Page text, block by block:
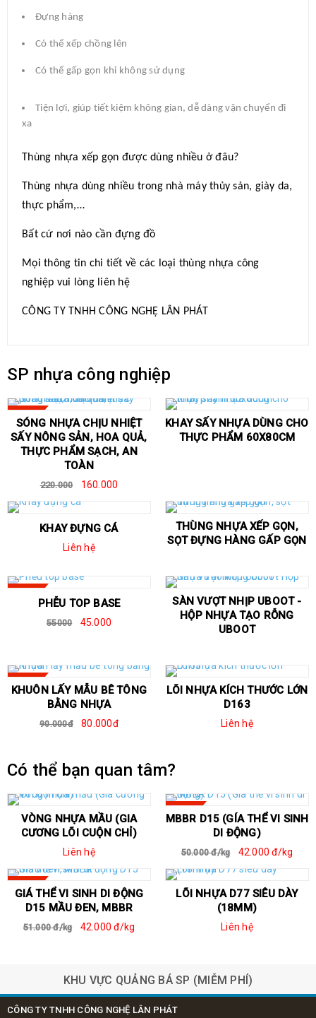
Đựng hàng
Có thể xếp chồng lên
Có thể gấp gọn khi không sử dụng
Tiện lợi, giúp tiết kiệm không gian, dễ dàng vận chuyển đi
xa
Thùng nhựa xếp gọn được dùng nhiều ở đâu?
Thùng nhựa dùng nhiều trong nhà máy thủy sản, giày da,
thực phẩm,…
Bất cứ nơi nào cần đựng đồ
Mọi thông tin chi tiết về các loại thùng nhựa công
nghiệp vui lòng liên hệ
CÔNG TY TNHH CÔNG NGHỆ LÂN PHÁT
SP nhựa công nghiệp
SALE
SÓNG NHỰA CHỊU NHIỆT
SẤY NÔNG SẢN, HOA QUẢ,
THỰC PHẨM SẠCH, AN
TOÀN
220.000 160.000
KHAY SẤY NHỰA DÙNG CHO
THỰC PHẨM 60X80CM
KHAY ĐỰNG CÁ
Liên hệ
THÙNG NHỰA XẾP GỌN,
SỌT ĐỰNG HÀNG GẤP GỌN
PHỄU TOP BASE
55000 45.000
SÀN VƯỢT NHỊP UBOOT -
HỘP NHỰA TẠO RỖNG
UBOOT
SALE
KHUÔN LẤY MẪU BÊ TÔNG
BẰNG NHỰA
90.000đ 80.000đ
LÕI NHỰA KÍCH THƯỚC LỚN
D163
Liên hệ
Có thể bạn quan tâm?
VÒNG NHỰA MẦU (GIA
CƯƠNG LÕI CUỘN CHỈ)
Liên hệ
MBBR D15 (GÍA THỂ VI SINH
DI ĐỘNG)
50.000 đ/kg 42.000 đ/kg
SALE
GIÁ THỂ VI SINH DI ĐỘNG
D15 MẦU ĐEN, MBBR
51.000 đ/kg 42.000 đ/kg
LÕI NHỰA D77 SIÊU DÀY
(18MM)
Liên hệ
KHU VỰC QUẢNG BÁ SP (MIỄM PHÍ)
Pk máy in đầu cốt Hộp nhựa Uboot
CÔNG TY TNHH CÔNG NGHỆ LÂN PHÁT